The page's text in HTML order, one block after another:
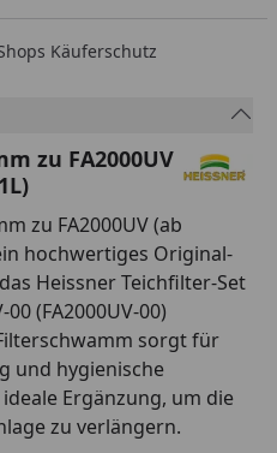
Käuferschutz
zu FA2000UV
zu FA2000UV (ab
hochwertiges Original-
Heissner Teichfilter-Set
(FA2000UV-00)
sorgt für
und hygienische
Ergänzung, um die
zu verlängern.